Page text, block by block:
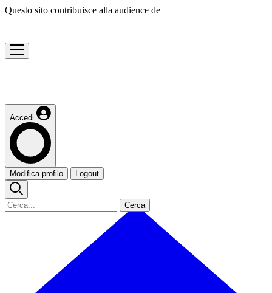
Questo sito contribuisce alla audience de
Accedi
Modifica profilo Logout
Cerca